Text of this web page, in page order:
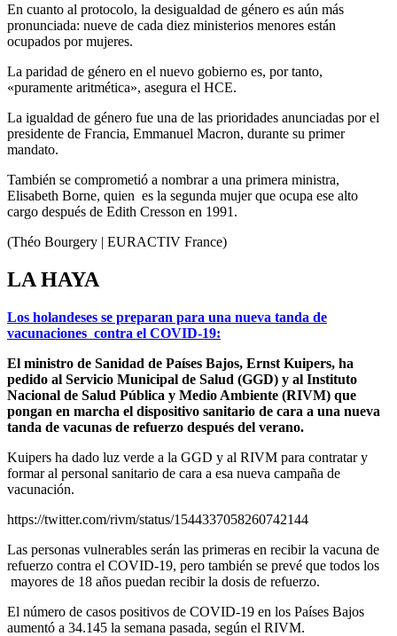
En cuanto al protocolo, la desigualdad de género es aún más
pronunciada: nueve de cada diez ministerios menores están
ocupados por mujeres.
La paridad de género en el nuevo gobierno es, por tanto,
«puramente aritmética», asegura el HCE.
La igualdad de género fue una de las prioridades anunciadas por el
presidente de Francia, Emmanuel Macron, durante su primer
mandato.
También se comprometió a nombrar a una primera ministra,
Elisabeth Borne, quien es la segunda mujer que ocupa ese alto
cargo después de Edith Cresson en 1991.
(Théo Bourgery | EURACTIV France)
LA HAYA
Los holandeses se preparan para una nueva tanda de
vacunaciones contra el COVID-19:
El ministro de Sanidad de Países Bajos, Ernst Kuipers, ha
pedido al Servicio Municipal de Salud (GGD) y al Instituto
Nacional de Salud Pública y Medio Ambiente (RIVM) que
pongan en marcha el dispositivo sanitario de cara a una nueva
tanda de vacunas de refuerzo después del verano.
Kuipers ha dado luz verde a la GGD y al RIVM para contratar y
formar al personal sanitario de cara a esa nueva campaña de
vacunación.
https://twitter.com/rivm/status/1544337058260742144
Las personas vulnerables serán las primeras en recibir la vacuna de
refuerzo contra el COVID-19, pero también se prevé que todos los
mayores de 18 años puedan recibir la dosis de refuerzo.
El número de casos positivos de COVID-19 en los Países Bajos
aumentó a 34.145 la semana pasada, según el RIVM.